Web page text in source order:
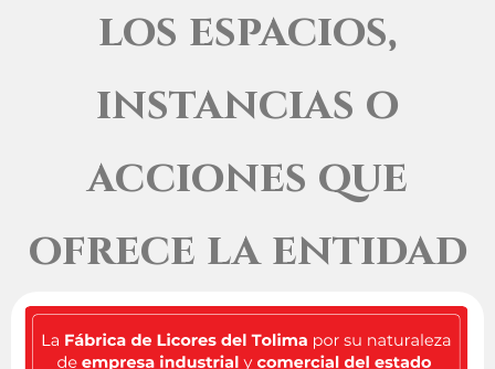
los espacios,
instancias o
acciones que
ofrece la entidad